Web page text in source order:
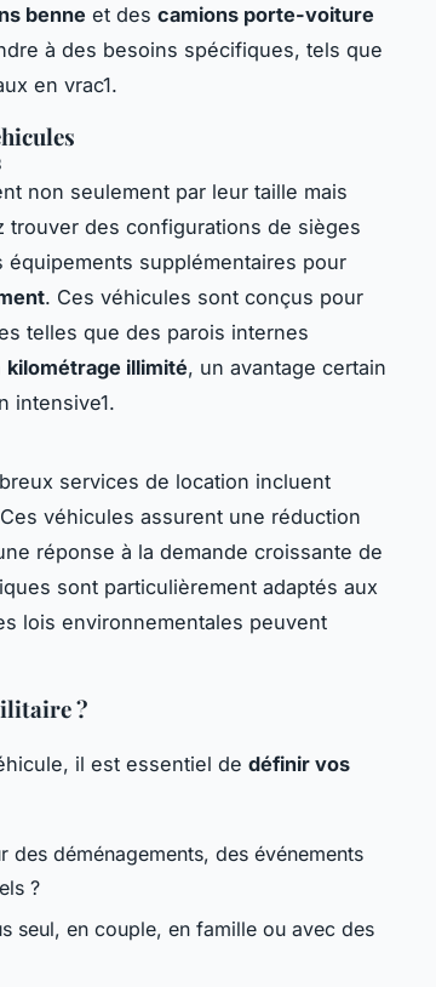
benne et des camions porte-voiture
à des besoins spécifiques, tels que
en vrac1.
non seulement par leur taille mais
trouver des configurations de sièges
supplémentaires pour
. Ces véhicules sont conçus pour
telles que des parois internes
kilométrage illimité, un avantage certain
intensive1.
services de location incluent
véhicules assurent une réduction
réponse à la demande croissante de
sont particulièrement adaptés aux
lois environnementales peuvent
?
il est essentiel de définir vos
des déménagements, des événements
?
seul, en couple, en famille ou avec des